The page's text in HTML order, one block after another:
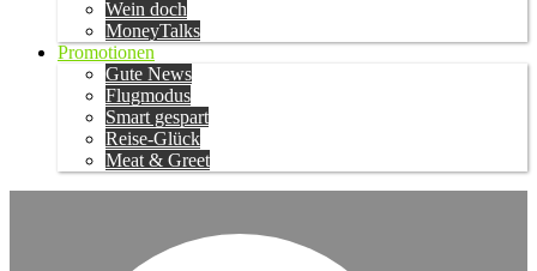
Wein doch
MoneyTalks
Promotionen
Gute News
Flugmodus
Smart gespart
Reise-Glück
Meat & Greet